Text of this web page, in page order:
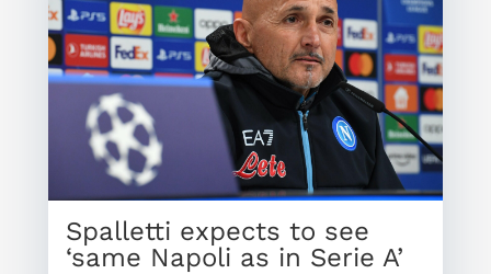
Spalletti expects to see
‘same Napoli as in Serie A’